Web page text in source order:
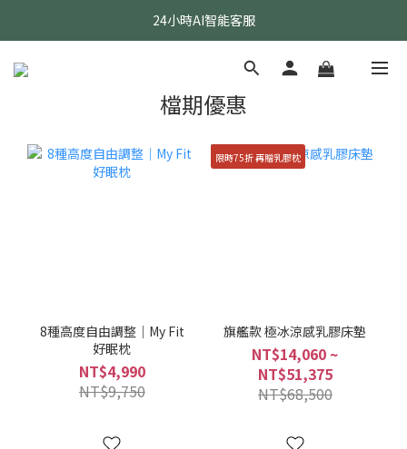
24小時AI智能客服
24小時AI智能客服
指定醫療級款式 贈乳膠枕
24小時AI智能客服
檔期優惠
8種高度自由調整｜My Fit
好眠枕
NT$4,990
NT$9,750
限時75折 再贈乳膠枕
旗艦款 極冰涼感乳膠床墊
NT$14,060 ~
NT$51,375
NT$68,500